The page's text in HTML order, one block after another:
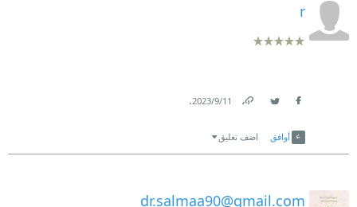
r
11‏/9‏/2023
.
أوافق اضف تعليق
dr.salmaa90@gmail.com